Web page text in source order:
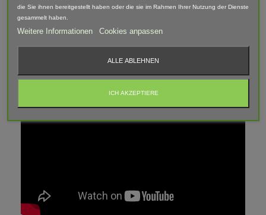
Der Artikel ist im 3D-Druck-Verfahren gefertigt und von Hand
nach bearbeitet. Daher können Form, Farbe und Ausführung
abweichen.
die Sie ihnen bereitgestellt haben oder die sie im Rahmen Ihrer Nutzung der Dienste
gesammelt haben.
Weitere Informationen Cookies anpassen
ALLE ABLEHNEN
ICH AKZEPTIERE